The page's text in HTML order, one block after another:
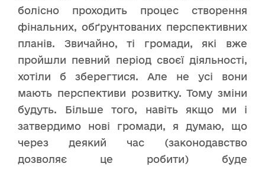
болісно проходить процес створення
фінальних, обґрунтованих перспективних
планів. Звичайно, ті громади, які вже
пройшли певний період своєї діяльності,
хотіли б зберегтися. Але не усі вони
мають перспективи розвитку. Тому зміни
будуть. Більше того, навіть якщо ми і
затвердимо нові громади, я думаю, що
через деякий час (законодавство
дозволяє це робити) буде